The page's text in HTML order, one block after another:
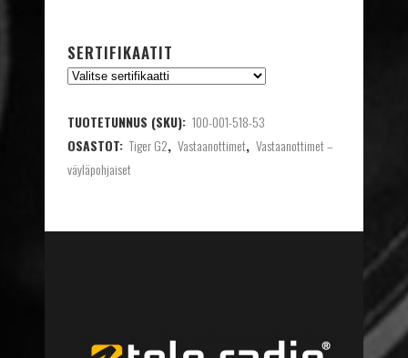
SERTIFIKAATIT
TUOTETUNNUS (SKU): 100-001-518-53
OSASTOT: Tiger G2, Vastaanottimet, Vastaanottimet –
väyläpohjaiset